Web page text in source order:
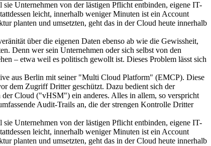
Unternehmen von der lästigen Pflicht entbinden, eigene IT-
leicht, innerhalb weniger Minuten ist ein Account
planten und umsetzten, geht das in der Cloud heute innerhalb
über die eigenen Daten ebenso ab wie die Gewissheit,
Denn wer sein Unternehmen oder sich selbst von den
– etwa weil es politisch gewollt ist. Dieses Problem lässt sich
aus Berlin mit seiner "Multi Cloud Platform" (EMCP). Diese
dem Zugriff Dritter geschützt. Dazu bedient sich der
Cloud ("vHSM") ein anderes. Alles in allem, so verspricht
Audit-Trails an, die der strengen Kontrolle Dritter
Unternehmen von der lästigen Pflicht entbinden, eigene IT-
leicht, innerhalb weniger Minuten ist ein Account
planten und umsetzten, geht das in der Cloud heute innerhalb